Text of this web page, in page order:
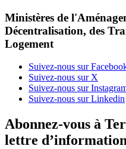
Ministères de
Décentralisation, des
Logement
Suivez-nous sur
Suivez-nous sur X
Suivez-nous sur
Suivez-nous sur Linkedin
Abonnez-vous à
lettre d’information